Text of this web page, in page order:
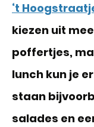
‘t
kiezen uit
poffertjes,
lunch kun je
staan
salades en